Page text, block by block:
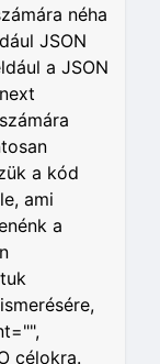
néha
JSON
a JSON
a kód
ami
a
célokra.